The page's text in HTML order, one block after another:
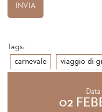
Tags:
carnevale
viaggio di
02